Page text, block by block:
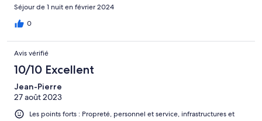
Séjour de 1 nuit en février 2024
0
Avis vérifié
10/10 Excellent
Jean-Pierre
27 août 2023
Les points forts : Propreté, personnel et service, infrastructures et